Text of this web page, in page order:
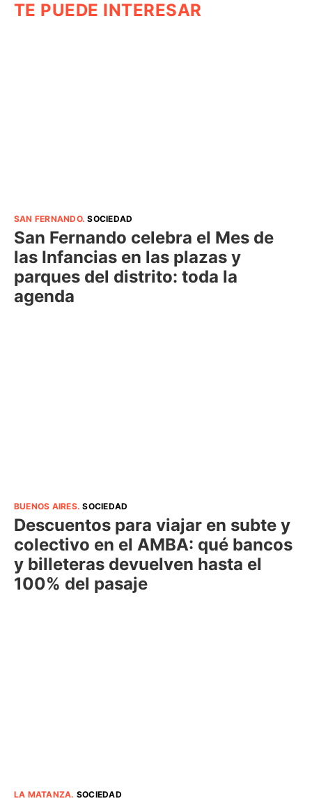
TE PUEDE INTERESAR
SAN FERNANDO.SOCIEDAD
San Fernando celebra el Mes de
las Infancias en las plazas y
parques del distrito: toda la
agenda
BUENOS AIRES.SOCIEDAD
Descuentos para viajar en subte y
colectivo en el AMBA: qué bancos
y billeteras devuelven hasta el
100% del pasaje
LA MATANZA. SOCIEDAD